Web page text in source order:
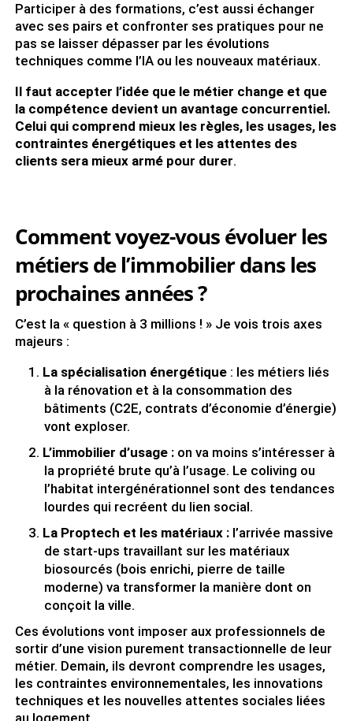
Participer à des formations, c’est aussi échanger
avec ses pairs et confronter ses pratiques pour ne
pas se laisser dépasser par les évolutions
techniques comme l’IA ou les nouveaux matériaux.
Il faut accepter l’idée que le métier change et que
la compétence devient un avantage concurrentiel.
Celui qui comprend mieux les règles, les usages, les
contraintes énergétiques et les attentes des
clients sera mieux armé pour durer.
Comment voyez-vous évoluer les
métiers de l’immobilier dans les
prochaines années ?
C’est la « question à 3 millions ! » Je vois trois axes
majeurs :
La spécialisation énergétique : les métiers liés
à la rénovation et à la consommation des
bâtiments (C2E, contrats d’économie d’énergie)
vont exploser.
L’immobilier d’usage :on va moins s’intéresser à
la propriété brute qu’à l’usage. Le coliving ou
l’habitat intergénérationnel sont des tendances
lourdes qui recréent du lien social.
La Proptech et les matériaux :l’arrivée massive
de start-ups travaillant sur les matériaux
biosourcés (bois enrichi, pierre de taille
moderne) va transformer la manière dont on
conçoit la ville.
Ces évolutions vont imposer aux professionnels de
sortir d’une vision purement transactionnelle de leur
métier. Demain, ils devront comprendre les usages,
les contraintes environnementales, les innovations
techniques et les nouvelles attentes sociales liées